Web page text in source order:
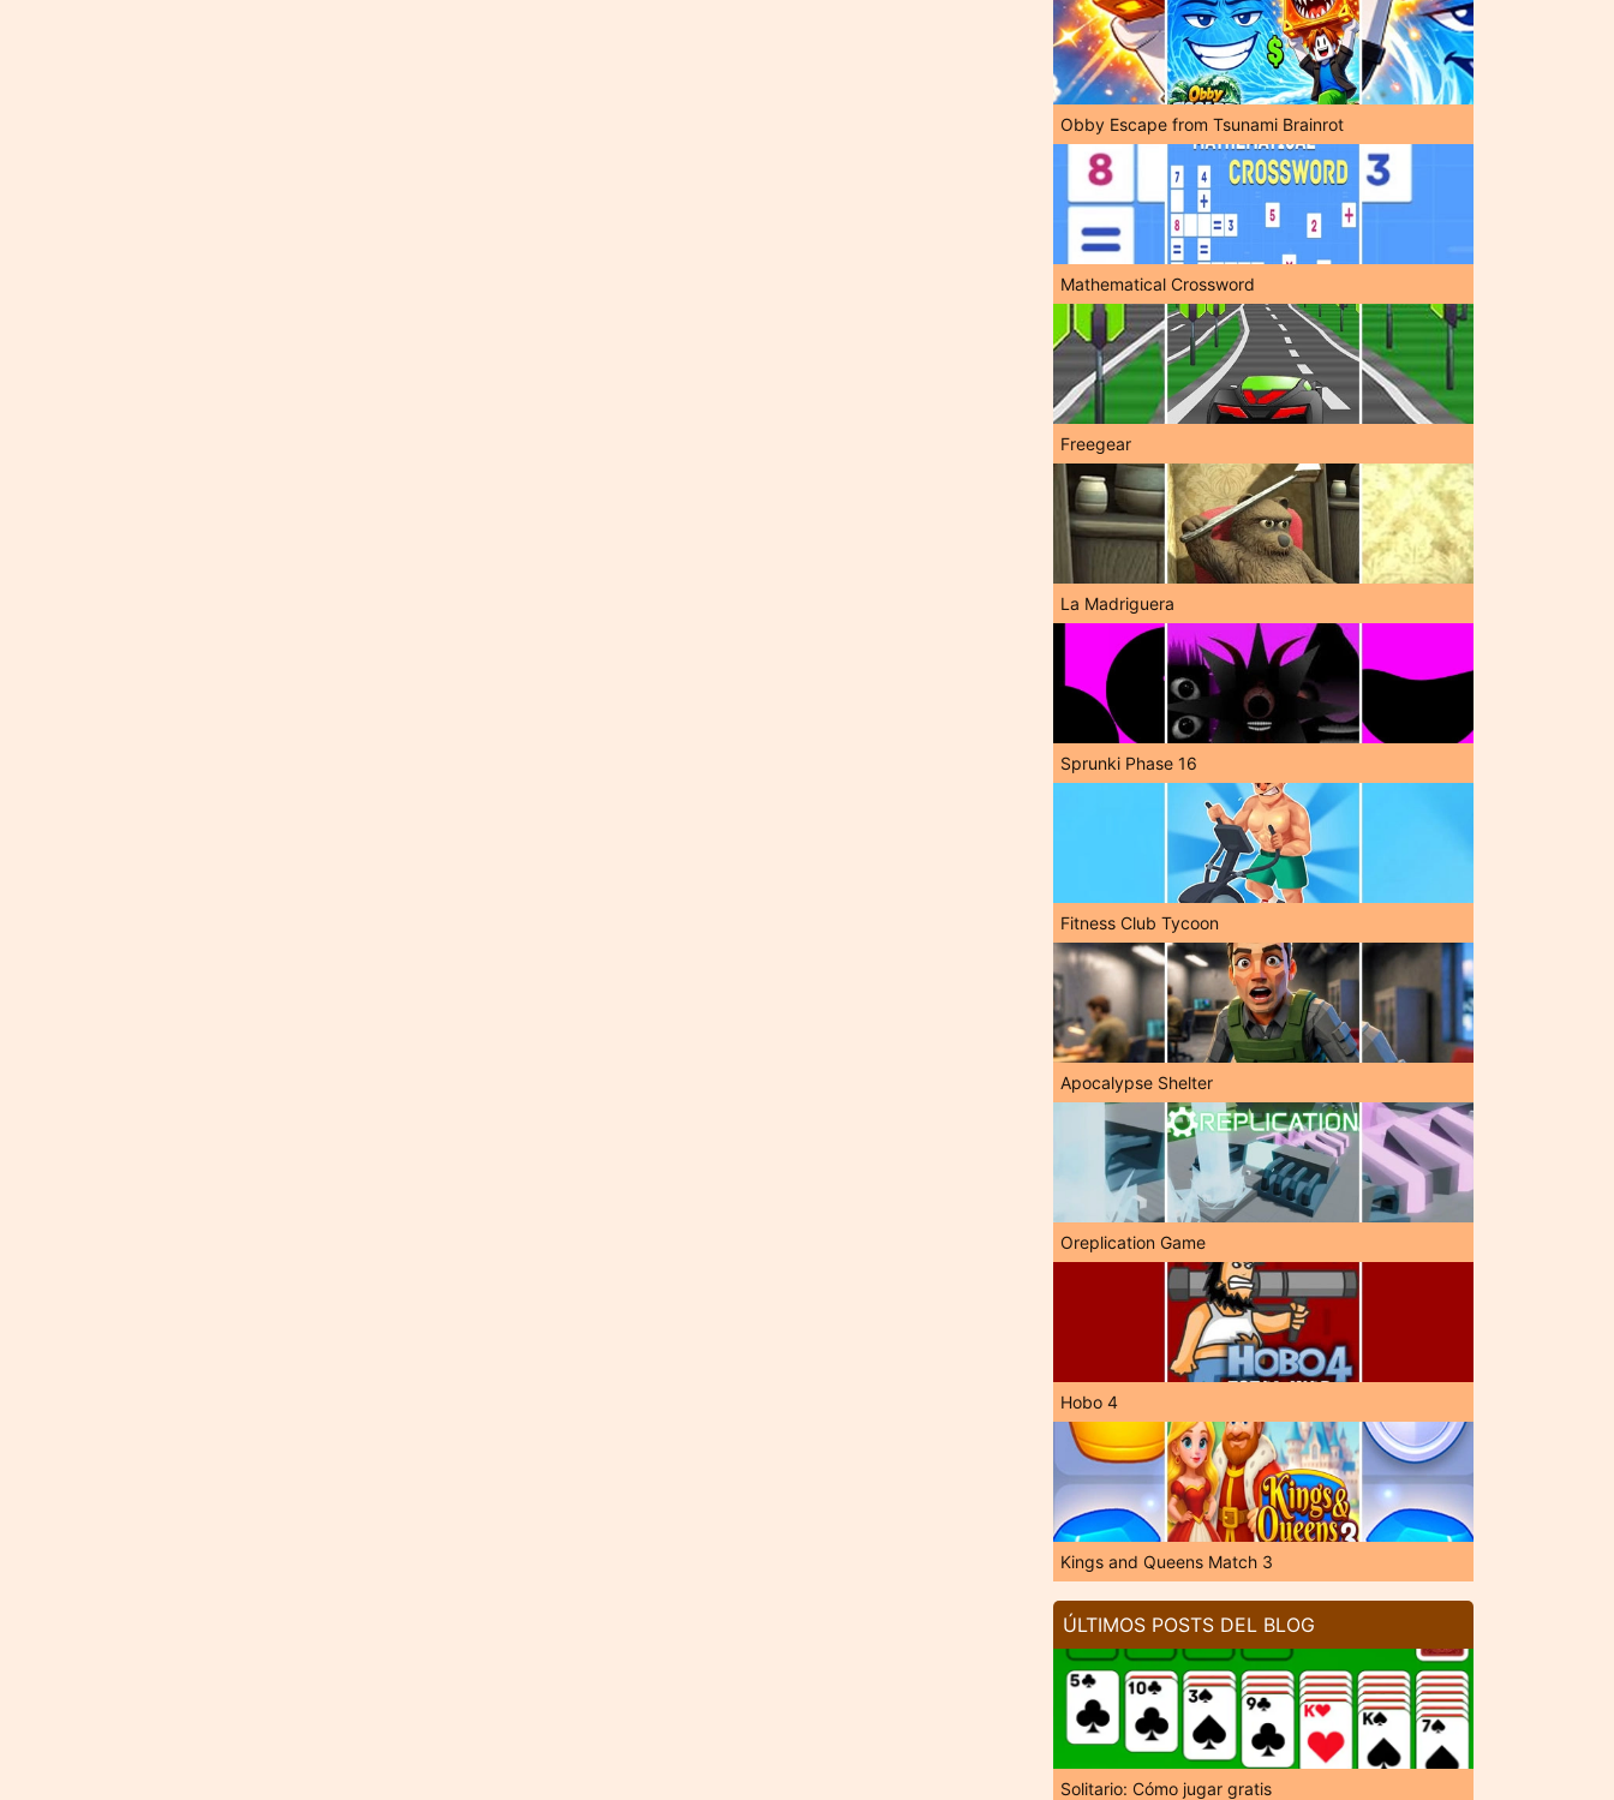
Obby Escape from Tsunami Brainrot
Mathematical Crossword
Freegear
La Madriguera
Sprunki Phase 16
Fitness Club Tycoon
Apocalypse Shelter
Oreplication Game
Hobo 4
Kings and Queens Match 3
ÚLTIMOS POSTS DEL BLOG
Solitario: Cómo jugar gratis